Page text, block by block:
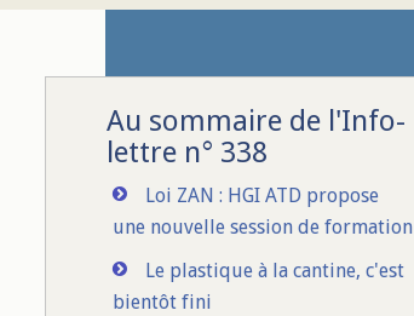
Au sommaire de l'Info-
lettre n° 338
Loi ZAN : HGI ATD propose
une nouvelle session de formation
Le plastique à la cantine, c'est
bientôt fini